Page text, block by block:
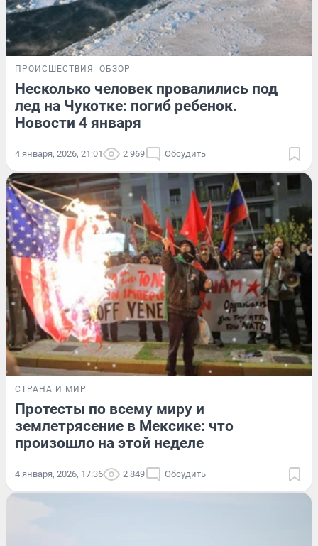
ПРОИСШЕСТВИЯ ОБЗОР
Несколько человек провалились под
лед на Чукотке: погиб ребенок.
Новости 4 января
4 января, 2026, 21:01 2 969 Обсудить
СТРАНА И МИР
Протесты по всему миру и
землетрясение в Мексике: что
произошло на этой неделе
4 января, 2026, 17:36 2 849 Обсудить